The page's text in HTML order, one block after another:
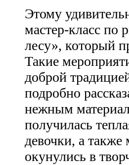
Этому
мастер-класс по
лесу», который
Такие
доброй
подробно
нежным
получилась
девочки, а
окунулись в